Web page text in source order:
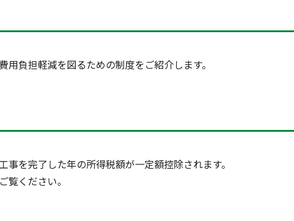
負担軽減を図るための制度をご紹介します。
を完了した年の所得税額が一定額控除されます。
覧ください。